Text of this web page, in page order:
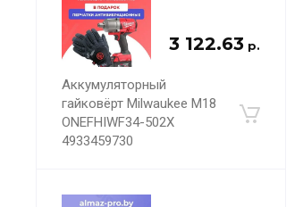
3 122.63 р.
Аккумуляторный
гайковёрт Milwaukee M18
ONEFHIWF34-502X
4933459730